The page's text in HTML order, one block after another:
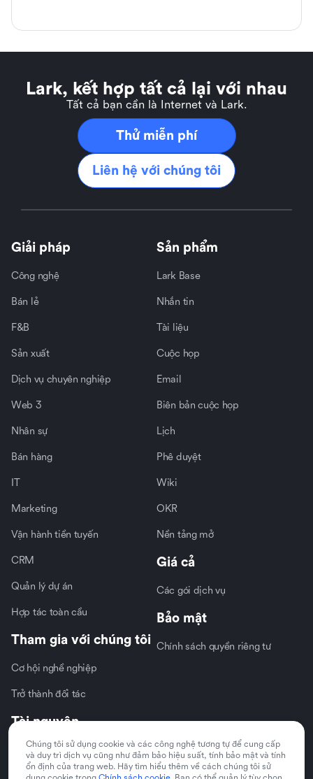
Lark, kết hợp tất cả lại với nhau
Tất cả bạn cần là Internet và Lark.
Thử miễn phí
Liên hệ với chúng tôi
Giải pháp
Công nghệ
Bán lẻ
F&B
Sản xuất
Dịch vụ chuyên nghiệp
Web 3
Nhân sự
Bán hàng
IT
Marketing
Vận hành tiền tuyến
CRM
Quản lý dự án
Hợp tác toàn cầu
Tham gia với chúng tôi
Cơ hội nghề nghiệp
Trở thành đối tác
Tài nguyên
Liên hệ
Trung tâm trợ giúp
Sản phẩm
Lark Base
Nhắn tin
Tài liệu
Cuộc họp
Email
Biên bản cuộc họp
Lịch
Phê duyệt
Wiki
OKR
Nền tảng mở
Giá cả
Các gói dịch vụ
Bảo mật
Chính sách quyền riêng tư
Chúng tôi sử dụng cookie và các công nghệ tương tự để cung cấp
và duy trì dịch vụ cũng như đảm bảo hiệu suất, tính bảo mật và tính
ổn định của trang web. Hãy tìm hiểu thêm về cách chúng tôi sử